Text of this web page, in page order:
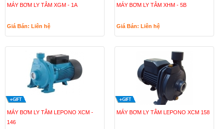
MÁY BƠM LY TÂM XGM - 1A
Giá Bán: Liên hệ
MÁY BƠM LY TÂM XHM - 5B
Giá Bán: Liên hệ
MÁY BƠM LY TÂM LEPONO XCM -
146
MÁY BƠM LY TÂM LEPONO XCM 158